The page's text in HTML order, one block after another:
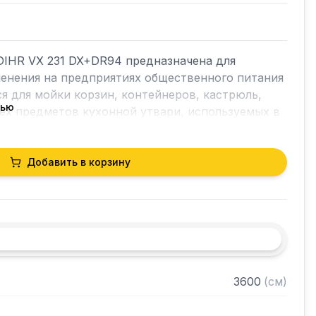
VX 231 DX+DR94 предназначена для
на предприятиях общественного питания
для мойки корзин, контейнеров, кастрюль,
предметов кухонной утвари, используемых в
налево.
ящиков шириной 510 мм и
Добавить в корзину
3600 (см)